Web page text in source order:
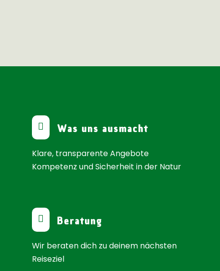
 Was uns ausmacht
Klare, transparente Angebote
Kompetenz und Sicherheit in der Natur
 Beratung
Wir beraten dich zu deinem nächsten
Reiseziel